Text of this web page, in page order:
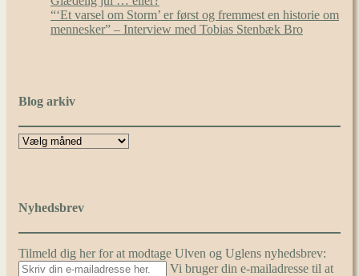
“‘Et varsel om Storm’ er først og fremmest en historie om
mennesker” – Interview med Tobias Stenbæk Bro
Blog arkiv
Nyhedsbrev
Tilmeld dig her for at modtage Ulven og Uglens nyhedsbrev:
Vi bruger din e-mailadresse til at